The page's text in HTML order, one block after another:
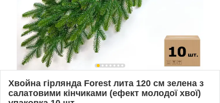
Хвойна гірлянда Forest лита 120 см зелена з
салатовими кінчиками (ефект молодої хвої)